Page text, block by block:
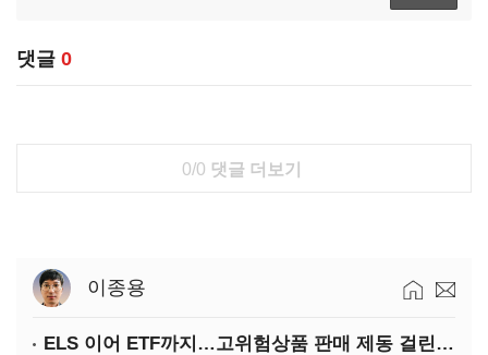
댓글 0
0/0 댓글 더보기
이종용
ELS 이어 ETF까지…고위험상품 판매 제동 걸린 은행